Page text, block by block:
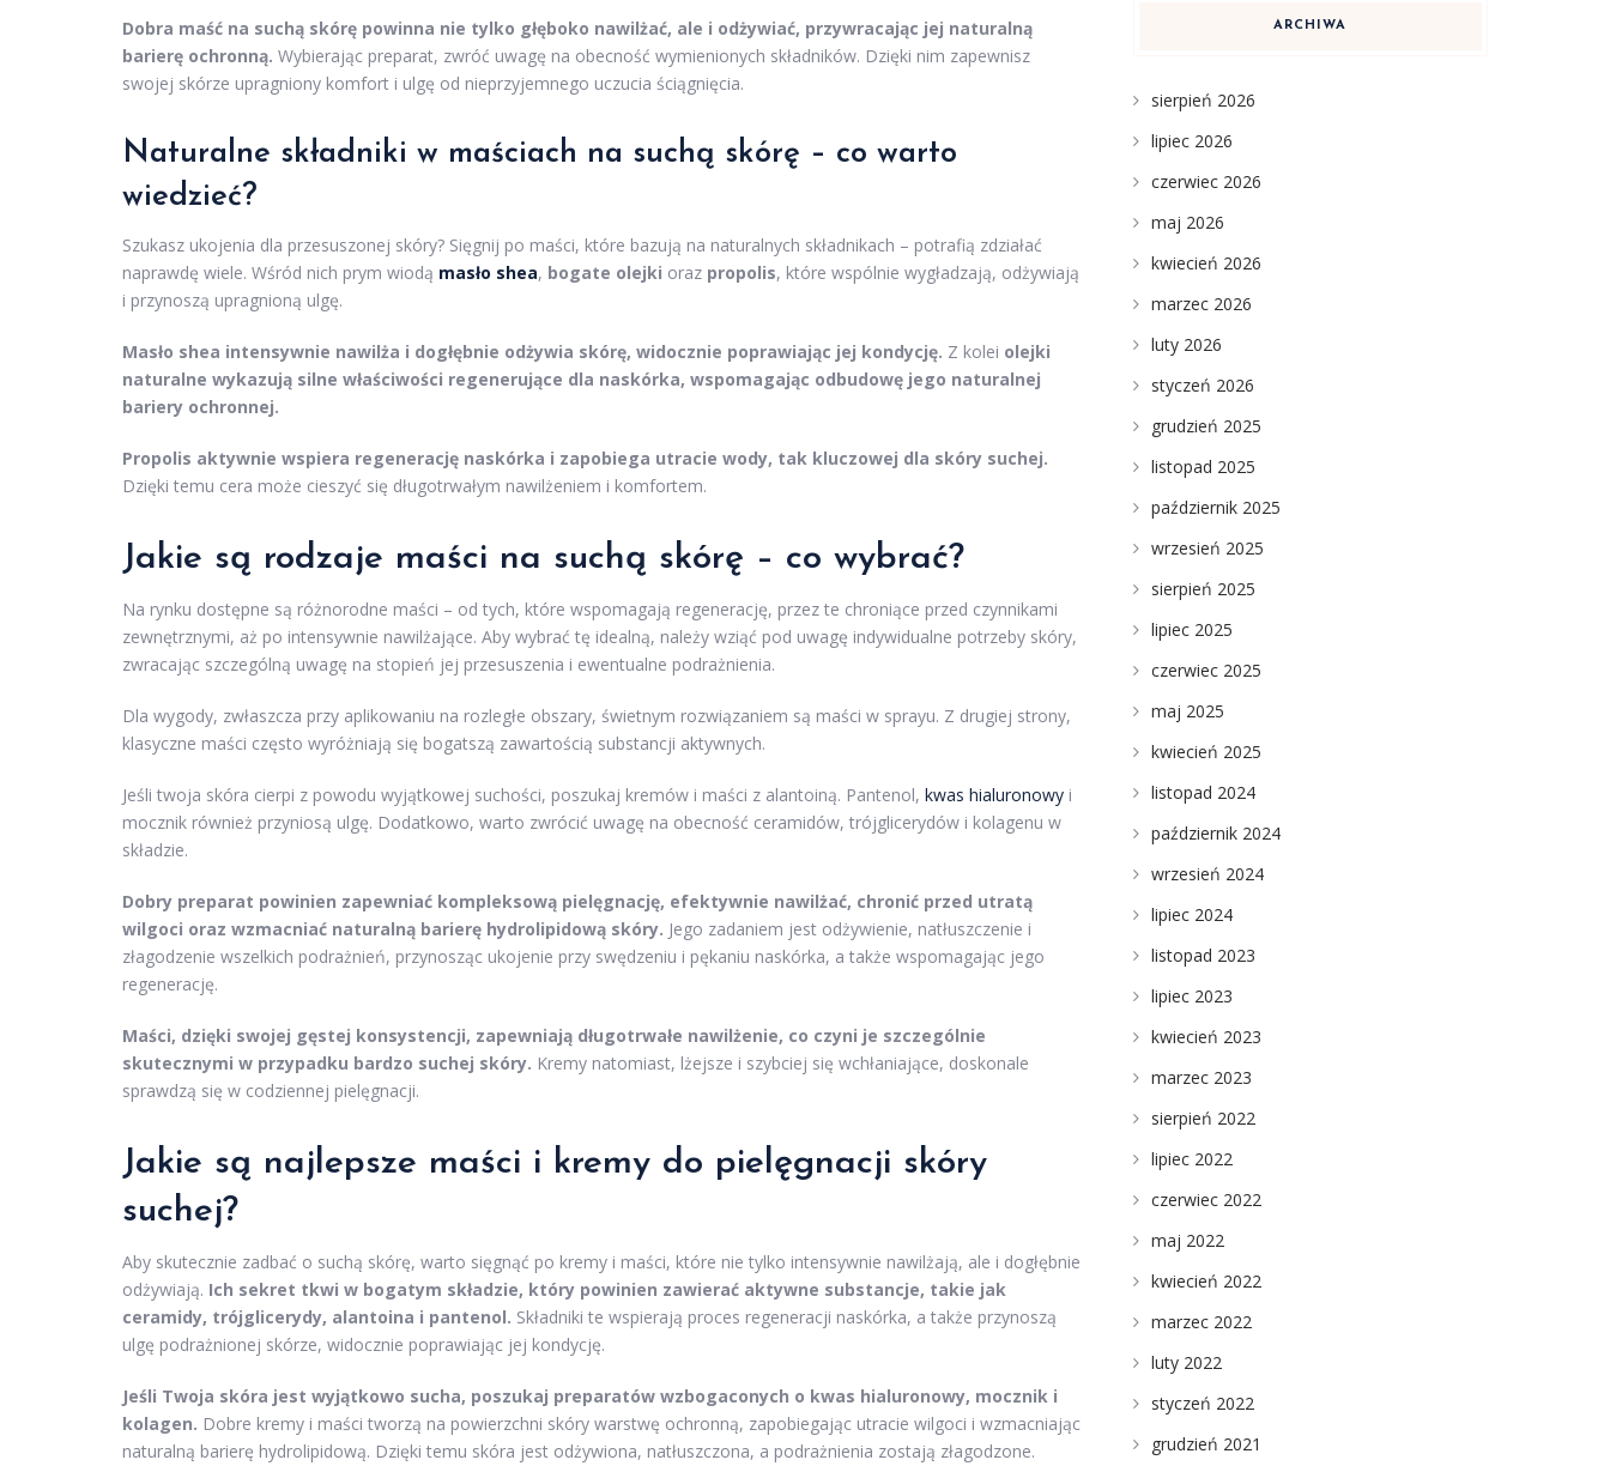
Dobra maść na suchą skórę powinna nie tylko głęboko nawilżać, ale i odżywiać, przywracając jej naturalną
barierę ochronną. Wybierając preparat, zwróć uwagę na obecność wymienionych składników. Dzięki nim zapewnisz
swojej skórze upragniony komfort i ulgę od nieprzyjemnego uczucia ściągnięcia.
Naturalne składniki w maściach na suchą skórę – co warto
wiedzieć?
Szukasz ukojenia dla przesuszonej skóry? Sięgnij po maści, które bazują na naturalnych składnikach – potrafią zdziałać
naprawdę wiele. Wśród nich prym wiodą masło shea, bogate olejki oraz propolis, które wspólnie wygładzają, odżywiają
i przynoszą upragnioną ulgę.
Masło shea intensywnie nawilża i dogłębnie odżywia skórę, widocznie poprawiając jej kondycję. Z kolei olejki
naturalne wykazują silne właściwości regenerujące dla naskórka, wspomagając odbudowę jego naturalnej
bariery ochronnej.
Propolis aktywnie wspiera regenerację naskórka i zapobiega utracie wody, tak kluczowej dla skóry suchej.
Dzięki temu cera może cieszyć się długotrwałym nawilżeniem i komfortem.
Jakie są rodzaje maści na suchą skórę – co wybrać?
Na rynku dostępne są różnorodne maści – od tych, które wspomagają regenerację, przez te chroniące przed czynnikami
zewnętrznymi, aż po intensywnie nawilżające. Aby wybrać tę idealną, należy wziąć pod uwagę indywidualne potrzeby skóry,
zwracając szczególną uwagę na stopień jej przesuszenia i ewentualne podrażnienia.
Dla wygody, zwłaszcza przy aplikowaniu na rozległe obszary, świetnym rozwiązaniem są maści w sprayu. Z drugiej strony,
klasyczne maści często wyróżniają się bogatszą zawartością substancji aktywnych.
Jeśli twoja skóra cierpi z powodu wyjątkowej suchości, poszukaj kremów i maści z alantoiną. Pantenol, kwas hialuronowy i
mocznik również przyniosą ulgę. Dodatkowo, warto zwrócić uwagę na obecność ceramidów, trójglicerydów i kolagenu w
składzie.
Dobry preparat powinien zapewniać kompleksową pielęgnację, efektywnie nawilżać, chronić przed utratą
wilgoci oraz wzmacniać naturalną barierę hydrolipidową skóry. Jego zadaniem jest odżywienie, natłuszczenie i
złagodzenie wszelkich podrażnień, przynosząc ukojenie przy swędzeniu i pękaniu naskórka, a także wspomagając jego
regenerację.
Maści, dzięki swojej gęstej konsystencji, zapewniają długotrwałe nawilżenie, co czyni je szczególnie
skutecznymi w przypadku bardzo suchej skóry. Kremy natomiast, lżejsze i szybciej się wchłaniające, doskonale
sprawdzą się w codziennej pielęgnacji.
Jakie są najlepsze maści i kremy do pielęgnacji skóry
suchej?
Aby skutecznie zadbać o suchą skórę, warto sięgnąć po kremy i maści, które nie tylko intensywnie nawilżają, ale i dogłębnie
odżywiają. Ich sekret tkwi w bogatym składzie, który powinien zawierać aktywne substancje, takie jak
ceramidy, trójglicerydy, alantoina i pantenol. Składniki te wspierają proces regeneracji naskórka, a także przynoszą
ulgę podrażnionej skórze, widocznie poprawiając jej kondycję.
Jeśli Twoja skóra jest wyjątkowo sucha, poszukaj preparatów wzbogaconych o kwas hialuronowy, mocznik i
kolagen. Dobre kremy i maści tworzą na powierzchni skóry warstwę ochronną, zapobiegając utracie wilgoci i wzmacniając
naturalną barierę hydrolipidową. Dzięki temu skóra jest odżywiona, natłuszczona, a podrażnienia zostają złagodzone.
ARCHIWA
sierpień 2026
lipiec 2026
czerwiec 2026
maj 2026
kwiecień 2026
marzec 2026
luty 2026
styczeń 2026
grudzień 2025
listopad 2025
październik 2025
wrzesień 2025
sierpień 2025
lipiec 2025
czerwiec 2025
maj 2025
kwiecień 2025
listopad 2024
październik 2024
wrzesień 2024
lipiec 2024
listopad 2023
lipiec 2023
kwiecień 2023
marzec 2023
sierpień 2022
lipiec 2022
czerwiec 2022
maj 2022
kwiecień 2022
marzec 2022
luty 2022
styczeń 2022
grudzień 2021